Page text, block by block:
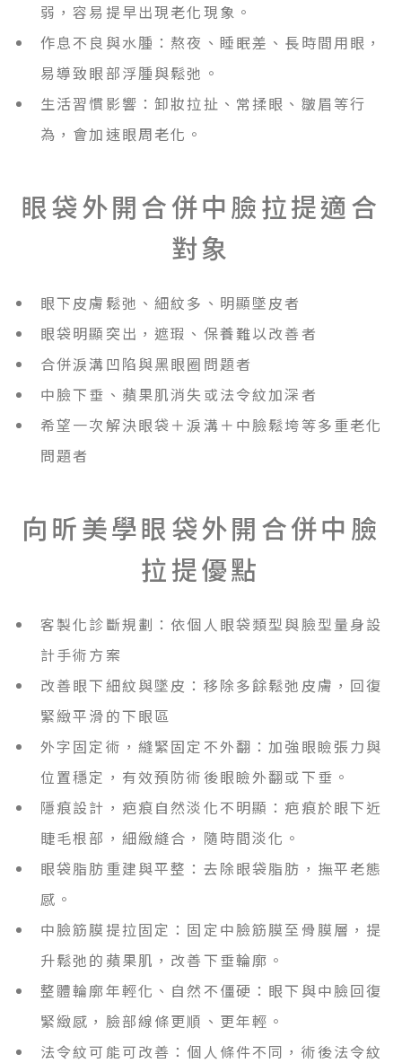
弱，容易提早出現老化現象。
作息不良與水腫：熬夜、睡眠差、長時間用眼，
易導致眼部浮腫與鬆弛。
生活習慣影響：卸妝拉扯、常揉眼、皺眉等行
為，會加速眼周老化。
眼袋外開合併中臉拉提適合
對象
眼下皮膚鬆弛、細紋多、明顯墜皮者
眼袋明顯突出，遮瑕、保養難以改善者
合併淚溝凹陷與黑眼圈問題者
中臉下垂、蘋果肌消失或法令紋加深者
希望一次解決眼袋＋淚溝＋中臉鬆垮等多重老化
問題者
向昕美學眼袋外開合併中臉
拉提優點
客製化診斷規劃：依個人眼袋類型與臉型量身設
計手術方案
改善眼下細紋與墜皮：移除多餘鬆弛皮膚，回復
緊緻平滑的下眼區
外字固定術，縫緊固定不外翻：加強眼瞼張力與
位置穩定，有效預防術後眼瞼外翻或下垂。
隱痕設計，疤痕自然淡化不明顯：疤痕於眼下近
睫毛根部，細緻縫合，隨時間淡化。
眼袋脂肪重建與平整：去除眼袋脂肪，撫平老態
感。
中臉筋膜提拉固定：固定中臉筋膜至骨膜層，提
升鬆弛的蘋果肌，改善下垂輪廓。
整體輪廓年輕化、自然不僵硬：眼下與中臉回復
緊緻感，臉部線條更順、更年輕。
法令紋可能可改善：個人條件不同，術後法令紋